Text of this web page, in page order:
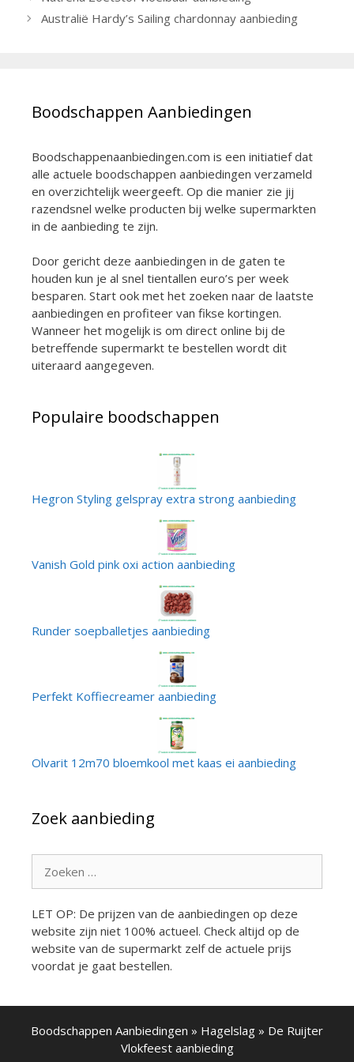
Australië Hardy’s Sailing chardonnay aanbieding
Boodschappen Aanbiedingen
Boodschappenaanbiedingen.com is een initiatief dat
alle actuele boodschappen aanbiedingen verzameld
en overzichtelijk weergeeft. Op die manier zie jij
razendsnel welke producten bij welke supermarkten
in de aanbieding te zijn.
Door gericht deze aanbiedingen in de gaten te
houden kun je al snel tientallen euro’s per week
besparen. Start ook met het zoeken naar de laatste
aanbiedingen en profiteer van fikse kortingen.
Wanneer het mogelijk is om direct online bij de
betreffende supermarkt te bestellen wordt dit
uiteraard aangegeven.
Populaire boodschappen
Hegron Styling gelspray extra strong aanbieding
Vanish Gold pink oxi action aanbieding
Runder soepballetjes aanbieding
Perfekt Koffiecreamer aanbieding
Olvarit 12m70 bloemkool met kaas ei aanbieding
Zoek aanbieding
naar:
LET OP: De prijzen van de aanbiedingen op deze
website zijn niet 100% actueel. Check altijd op de
website van de supermarkt zelf de actuele prijs
voordat je gaat bestellen.
Boodschappen Aanbiedingen » Hagelslag » De Ruijter
Vlokfeest aanbieding